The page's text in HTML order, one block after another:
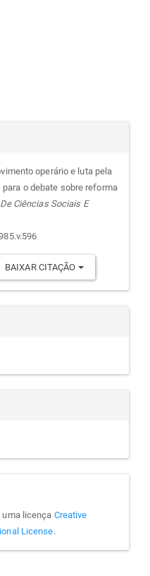
operário e luta pela
o debate sobre reforma
Ciências Sociais E
BAIXAR CITAÇÃO
licença Creative
License.